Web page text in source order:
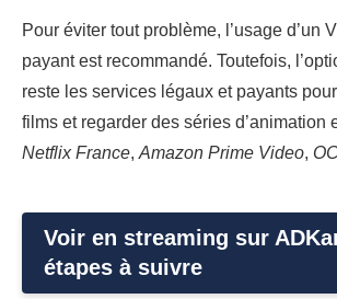
Pour éviter tout problème, l’usage d’un
payant est recommandé. Toutefois,
reste les services légaux et payants
films et regarder des séries d’animation
Netflix France, Amazon Prime Video,
Voir en streaming sur
étapes à suivre